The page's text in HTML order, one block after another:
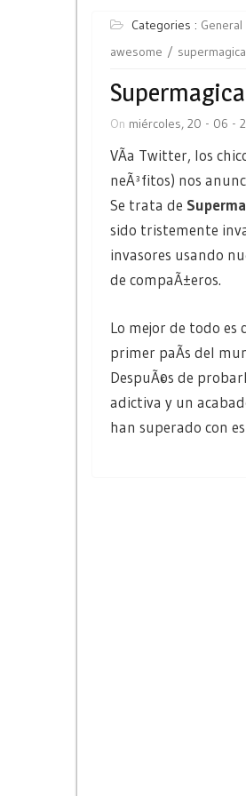
Categories : General
awesome
On miércoles, 20 - 06 -
VÃ­a Twitter, los
neÃ³fitos) nos
Se trata de
sido tristemente
invasores usando
de compaÃ±eros.
Lo mejor de todo es
primer paÃ­s del
DespuÃ©s de
adictiva y un
han superado con